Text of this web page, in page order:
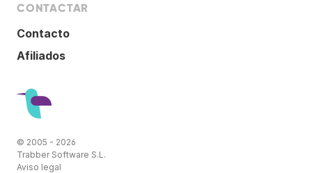
CONTACTAR
Contacto
Afiliados
© 2005 - 2026
Trabber Software S.L.
Aviso legal